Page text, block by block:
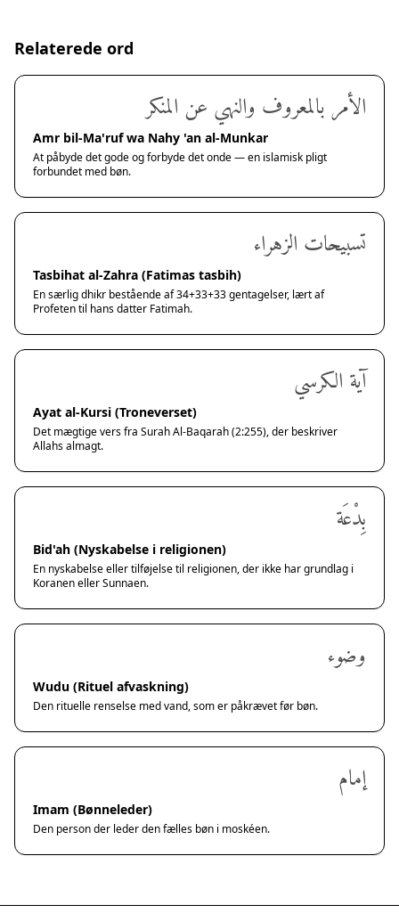
Relaterede ord
الأمر بالمعروف والنهي عن المنكر
Amr bil-Ma'ruf wa Nahy 'an al-Munkar
At påbyde det gode og forbyde det onde — en islamisk pligt
forbundet med bøn.
تسبيحات الزهراء
Tasbihat al-Zahra (Fatimas tasbih)
En særlig dhikr bestående af 34+33+33 gentagelser, lært af
Profeten til hans datter Fatimah.
آية الكرسي
Ayat al-Kursi (Troneverset)
Det mægtige vers fra Surah Al-Baqarah (2:255), der beskriver
Allahs almagt.
بِدْعَة
Bid'ah (Nyskabelse i religionen)
En nyskabelse eller tilføjelse til religionen, der ikke har grundlag i
Koranen eller Sunnaen.
وضوء
Wudu (Rituel afvaskning)
Den rituelle renselse med vand, som er påkrævet før bøn.
إمام
Imam (Bønneleder)
Den person der leder den fælles bøn i moskéen.